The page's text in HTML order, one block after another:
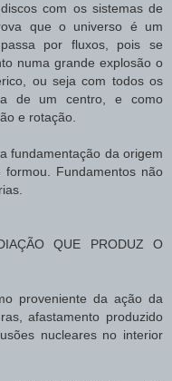
com os sistemas de
que o universo é um
por fluxos, pois se
numa grande explosão o
ou seja com todos os
de um centro, e como
e rotação.
fundamentação da origem
Fundamentos não
QUE PRODUZ O
proveniente da ação da
afastamento produzido
nucleares no interior